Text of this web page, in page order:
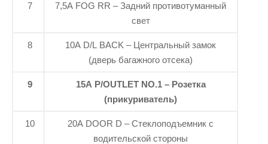
7
7,5A FOG RR – Задний противотуманный
свет
8
10A D/L BACK – Центральный замок
(дверь багажного отсека)
9
15A P/OUTLET NO.1 – Розетка
(прикуриватель)
10
20A DOOR D – Стеклоподъемник с
водительской стороны